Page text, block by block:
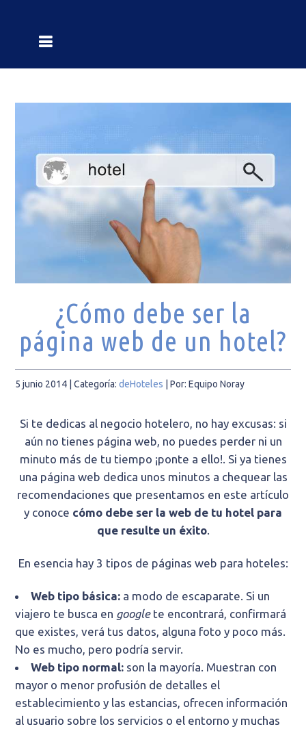
¿Cómo debe ser la
página web de un hotel?
5 junio 2014 | Categoría:deHoteles |Por: Equipo Noray
Si te dedicas al negocio hotelero, no hay excusas: si
aún no tienes página web, no puedes perder ni un
minuto más de tu tiempo ¡ponte a ello!. Si ya tienes
una página web dedica unos minutos a chequear las
recomendaciones que presentamos en este artículo
y conoce cómo debe ser la web de tu hotel para
que resulte un éxito.
En esencia hay 3 tipos de páginas web para hoteles:
Web tipo básica: a modo de escaparate. Si un
viajero te busca en googlete encontrará, confirmará
que existes, verá tus datos, alguna foto y poco más.
No es mucho, pero podría servir.
Web tipo normal: son la mayoría. Muestran con
mayor o menor profusión de detalles el
establecimiento y las estancias, ofrecen información
al usuario sobre los servicios o el entorno y muchas